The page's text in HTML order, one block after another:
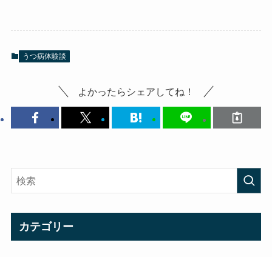
うつ病体験談
よかったらシェアしてね！
カテゴリー